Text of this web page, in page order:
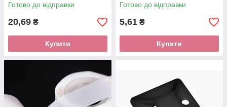
Готово до відправки
20,69 ₴
Купити
Готово до відправки
5,61 ₴
Купити